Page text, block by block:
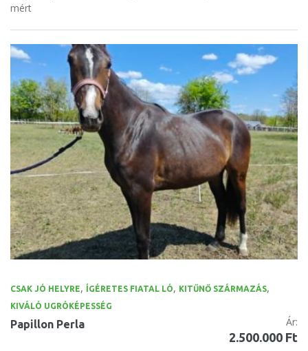
mért
CSAK JÓ HELYRE, ÍGÉRETES FIATAL LÓ, KITŰNŐ SZÁRMAZÁS,
KIVÁLÓ UGRÓKÉPESSÉG
Papillon Perla Ár:
2.500.000 Ft